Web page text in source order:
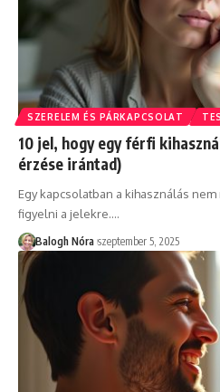
SZERELEM ÉS PÁRKAPCSOLAT
10 jel, hogy egy férfi
érzése irántad)
Egy kapcsolatban a kihasználás
figyelni a jelekre.…
Balogh Nóra szeptember 5, 2025